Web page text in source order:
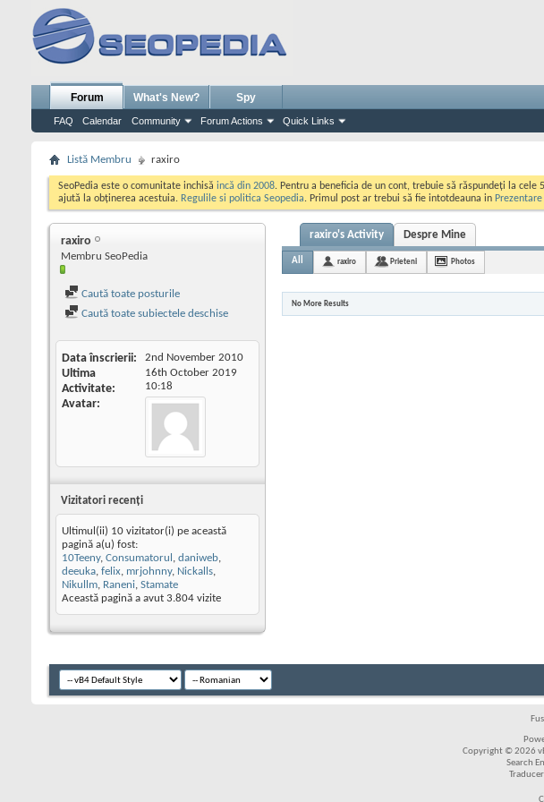
Forum
FAQ Calendar Community Forum Actions Quick Links
What's New? Spy
Listă Membru raxiro
SeoPedia este o comunitate inchisă incă din 2008. Pentru a beneficia de un cont, trebuie să răspundeți la
ajută la obținerea acestuia. Regulile si politica Seopedia. Primul post ar trebui să fie intotdeauna in
raxiro
Membru SeoPedia
Caută toate posturile
Caută toate subiectele deschise
Data înscrierii 2nd November 2010
Ultima
Activitate
16th October 2019
10:18
Avatar
Vizitatori recenţi
Ultimul(ii) 10 vizitator(i) pe această
pagină a(u) fost:
10Teeny, Consumatorul , daniweb,
deeuka, felix, mrjohnny, Nickalls,
Nikullm, Raneni, Stamate
Această pagină a avut 3.804 vizite
raxiro's Activity Despre Mine
All raxiro Prieteni Photos
No More Results
Copyright © 2026
Search